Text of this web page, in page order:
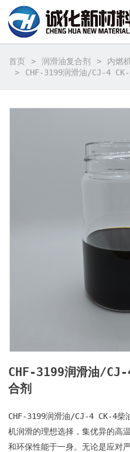
首页 润滑油复合剂
内燃
CHF-3199润滑油/CJ-4 CK-
CHF-3199润滑油/
合剂
CHF-3199润滑油/CJ-4 CK-4柴
机润滑的理想选择，集优异的高
和环保性能于一身。无论是应对